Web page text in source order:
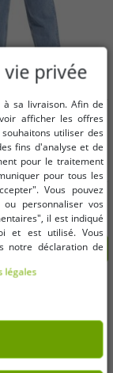
disponibles
W25/L28
TRA MOON pantalon
jean baggy taille
bleu
€* 32,26 €
le panier
privée
sa livraison. Afin de
afficher les offres
utiliser des
fins d'analyse et de
pour le traitement
pour tous les
Vous pouvez
personnaliser vos
il est indiqué
et est utilisé. Vous
notre déclaration de
trouvent dans les
légales